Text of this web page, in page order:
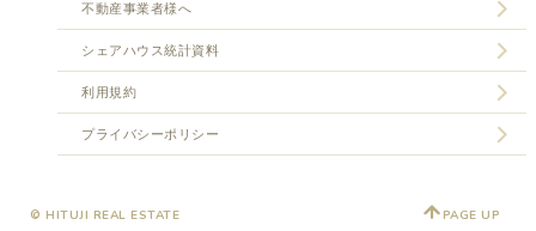
不動産事業者様へ
シェアハウス統計資料
利用規約
プライバシーポリシー
© HITUJI REAL ESTATE PAGE UP